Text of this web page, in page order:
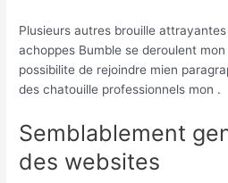
Plusieurs autres brouille
achoppes Bumble se deroulent
possibilite de rejoindre mien
des chatouille professionnels mon .
Semblablement
des websites